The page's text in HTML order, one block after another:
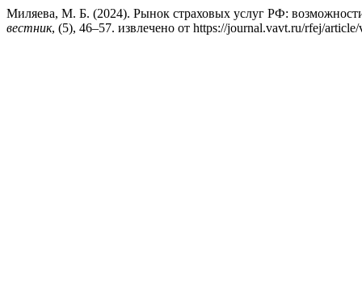
Миляева, М. Б. (2024). Рынок страховых услуг РФ:
вестник, (5), 46–57. извлечено от https://journal.vavt.ru/rfej/